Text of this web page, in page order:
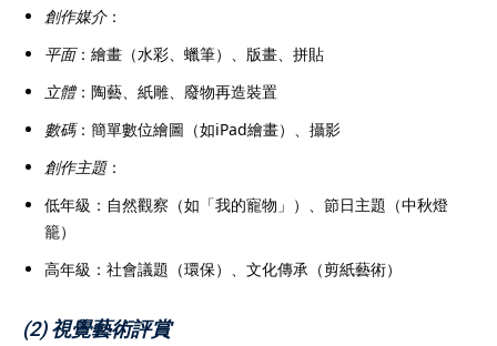
創作媒介：
平面：繪畫（水彩、蠟筆）、版畫、拼貼
立體：陶藝、紙雕、廢物再造裝置
數碼：簡單數位繪圖（如iPad繪畫）、攝影
創作主題：
低年級：自然觀察（如「我的寵物」）、節日主題（中秋燈
籠）
高年級：社會議題（環保）、文化傳承（剪紙藝術）
(2) 視覺藝術評賞